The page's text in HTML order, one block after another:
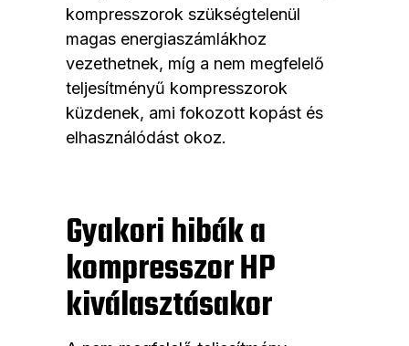
kompresszorok szükségtelenül
magas energiaszámlákhoz
vezethetnek, míg a nem megfelelő
teljesítményű kompresszorok
küzdenek, ami fokozott kopást és
elhasználódást okoz.
Gyakori hibák a
kompresszor HP
kiválasztásakor